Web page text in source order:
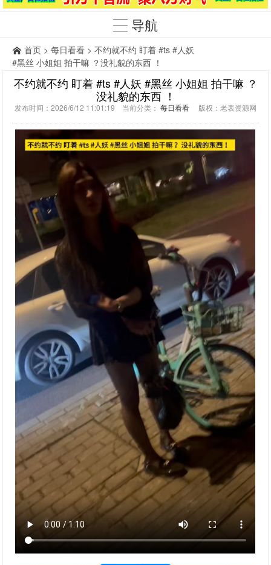
导航
首页 > 每日看看 > 不约就不约 盯着 #ts #人妖
#黑丝 小姐姐 拍干嘛 ？没礼貌的东西 ！
不约就不约 盯着 #ts #人妖 #黑丝 小姐姐 拍干嘛 ？
没礼貌的东西 ！
发布时间：2026/6/12 11:01:19 当前分类： 每日看看 版权：老表资源网